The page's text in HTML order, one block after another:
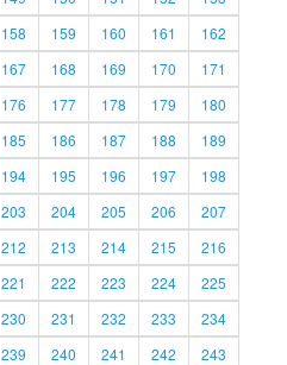
158 159 160 161
162
167 168 169 170
171
176 177 178 179
180
185 186 187 188
189
194 195 196 197
198
203 204 205 206
207
212 213 214 215
216
221 222 223 224
225
230 231 232 233
234
239 240 241 242
243